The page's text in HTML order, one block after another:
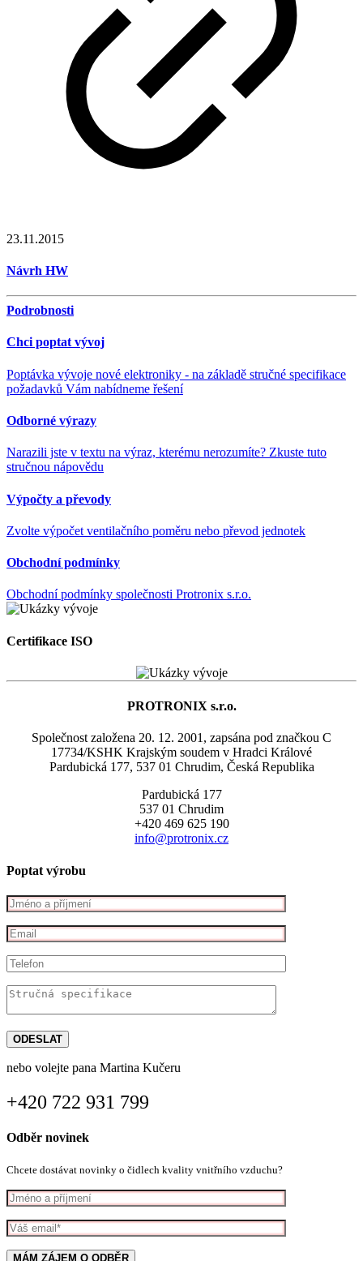
23.11.2015
Návrh HW
Podrobnosti
Chci poptat vývoj
Poptávka vývoje nové elektroniky - na základě stručné specifikace
požadavků Vám nabídneme řešení
Odborné výrazy
Narazili jste v textu na výraz, kterému nerozumíte? Zkuste tuto
stručnou nápovědu
Výpočty a převody
Zvolte výpočet ventilačního poměru nebo převod jednotek
Obchodní podmínky
Obchodní podmínky společnosti Protronix s.r.o.
Certifikace ISO
PROTRONIX s.r.o.
Společnost založena 20. 12. 2001, zapsána pod značkou C
17734/KSHK Krajským soudem v Hradci Králové
Pardubická 177, 537 01 Chrudim, Česká Republika
Pardubická 177
537 01 Chrudim
+420 469 625 190
info@protronix.cz
Poptat výrobu
nebo volejte pana Martina Kučeru
+420 722 931 799
Odběr novinek
Chcete dostávat novinky o čidlech kvality vnitřního vzduchu?